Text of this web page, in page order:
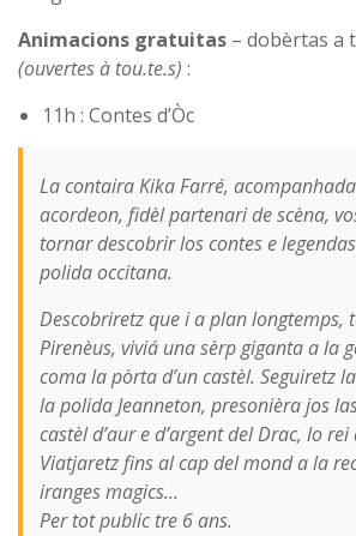
Animacions gratuitas – dobèrtas a
(ouvertes à tou.te.s) :
11h : Contes d’Òc
La contaira Kika Farré,
acordeon, fidèl partenari de scèna,
tornar descobrir los contes e
polida occitana.
Descobriretz que i a plan longtemps,
Pirenèus, viviá una sèrp giganta a la
coma la pòrta d’un castèl. Seguiretz
la polida Jeanneton, presonièra jos
castèl d’aur e d’argent del Drac, lo rei
Viatjaretz fins al cap del mond a la
iranges magics…
Per tot public tre 6 ans.